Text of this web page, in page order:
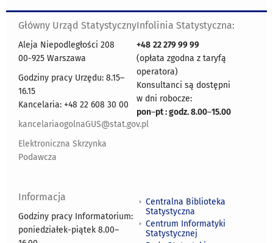
Główny Urząd Statystyczny
Aleja Niepodległości 208
00-925 Warszawa
Godziny pracy Urzędu: 8.15–
16.15
Kancelaria: +48 22 608 30 00
kancelariaogolnaGUS@stat.gov.pl
Elektroniczna Skrzynka
Podawcza
Infolinia Statystyczna:
+48 22 279 99 99
(opłata zgodna z taryfą
operatora)
Konsultanci są dostępni
w dni robocze:
pon–pt : godz. 8.00–15.00
Informacja
Godziny pracy Informatorium:
poniedziałek-piątek 8.00–
Centralna Biblioteka
Statystyczna
Centrum Informatyki
Statystycznej